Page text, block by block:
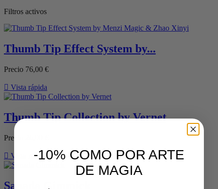
Filtros activos
Thumb Tip Effect System by...
Precio 76,00 €
 Vista rápida
Thumb Tip Collection by Vernet
Precio
 Vista rápida
Sanada Gimmick
-10% COMO POR ARTE
DE MAGIA